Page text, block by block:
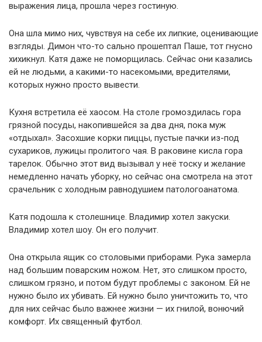
выражения лица, прошла через гостиную.
Она шла мимо них, чувствуя на себе их липкие, оценивающие
взгляды. Димон что-то сально прошептал Паше, тот гнусно
хихикнул. Катя даже не поморщилась. Сейчас они казались
ей не людьми, а какими-то насекомыми, вредителями,
которых нужно просто вывести.
Кухня встретила её хаосом. На столе громоздилась гора
грязной посуды, накопившейся за два дня, пока муж
«отдыхал». Засохшие корки пиццы, пустые пачки из-под
сухариков, лужицы пролитого чая. В раковине кисла гора
тарелок. Обычно этот вид вызывал у неё тоску и желание
немедленно начать уборку, но сейчас она смотрела на этот
срачельник с холодным равнодушием патологоанатома.
Катя подошла к столешнице. Владимир хотел закуски.
Владимир хотел шоу. Он его получит.
Она открыла ящик со столовыми приборами. Рука замерла
над большим поварским ножом. Нет, это слишком просто,
слишком грязно, и потом будут проблемы с законом. Ей не
нужно было их убивать. Ей нужно было уничтожить то, что
для них сейчас было важнее жизни — их гнилой, вонючий
комфорт. Их священный футбол.